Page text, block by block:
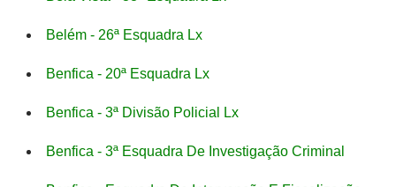
Belém - 26ª Esquadra Lx
Benfica - 20ª Esquadra Lx
Benfica - 3ª Divisão Policial Lx
Benfica - 3ª Esquadra De Investigação Criminal